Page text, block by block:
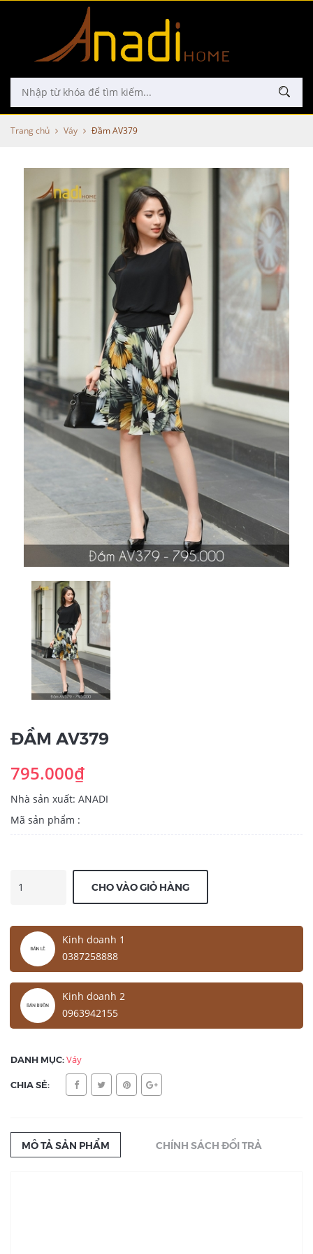
Trang chủ Váy Đầm AV379
ĐẦM AV379
795.000₫
Nhà sản xuất: ANADI
Mã sản phẩm :
CHO VÀO GIỎ HÀNG
Kinh doanh 1
0387258888
Kinh doanh 2
0963942155
DANH MỤC:Váy
CHIA SẺ:
MÔ TẢ SẢN PHẨM CHÍNH SÁCH ĐỔI TRẢ